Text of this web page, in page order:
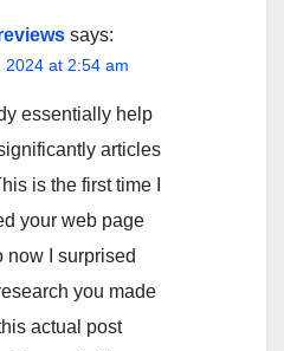
says:
2024 at 2:54 am
essentially help
articles
is the first time I
your web page
now I surprised
you made
actual post